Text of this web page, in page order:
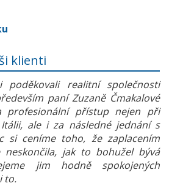
klienti
poděkovali realitní společnosti
paní Zuzaně Čmakalové
profesionální přístup nejen při
ale i za následné jednání s
si ceníme toho, že zaplacením
neskončila, jak to bohužel bývá
jim hodně spokojených
to.